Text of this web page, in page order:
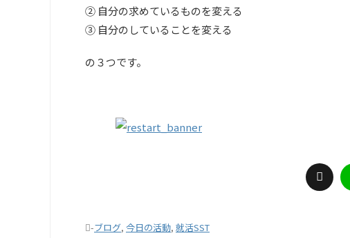
② 自分の求めているものを変える
③ 自分のしていることを変える
の３つです。
-ブログ, 今日の活動, 就活SST